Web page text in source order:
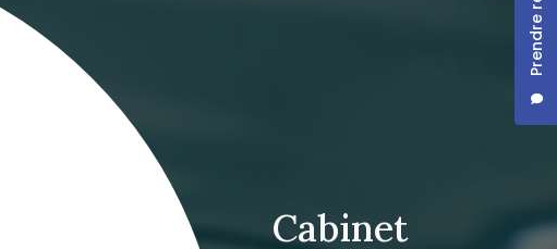
Cabinet